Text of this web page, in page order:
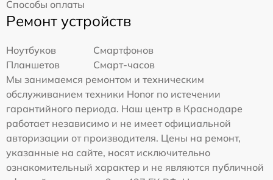
Способы оплаты
Ремонт устройств
Ноутбуков
Смартфонов
Планшетов
Смарт-часов
Мы занимаемся ремонтом и техническим
обслуживанием техники Honor по истечении
гарантийного периода. Наш центр в Краснодаре
работает независимо и не имеет официальной
авторизации от производителя. Цены на ремонт,
указанные на сайте, носят исключительно
ознакомительный характер и не являются публичной